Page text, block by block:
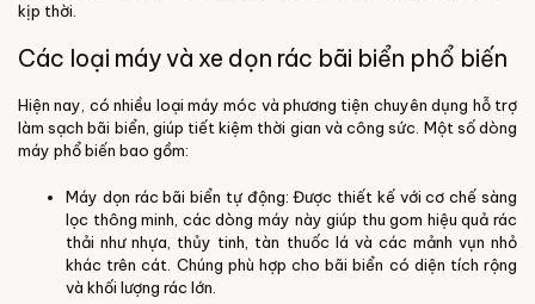
kịp thời.
Các loại máy và xe dọn rác bãi biển phổ biến
Hiện nay, có nhiều loại máy móc và phương tiện chuyên dụng hỗ trợ
làm sạch bãi biển, giúp tiết kiệm thời gian và công sức. Một số dòng
máy phổ biến bao gồm:
Máy dọn rác bãi biển tự động: Được thiết kế với cơ chế sàng
lọc thông minh, các dòng máy này giúp thu gom hiệu quả rác
thải như nhựa, thủy tinh, tàn thuốc lá và các mảnh vụn nhỏ
khác trên cát. Chúng phù hợp cho bãi biển có diện tích rộng
và khối lượng rác lớn.